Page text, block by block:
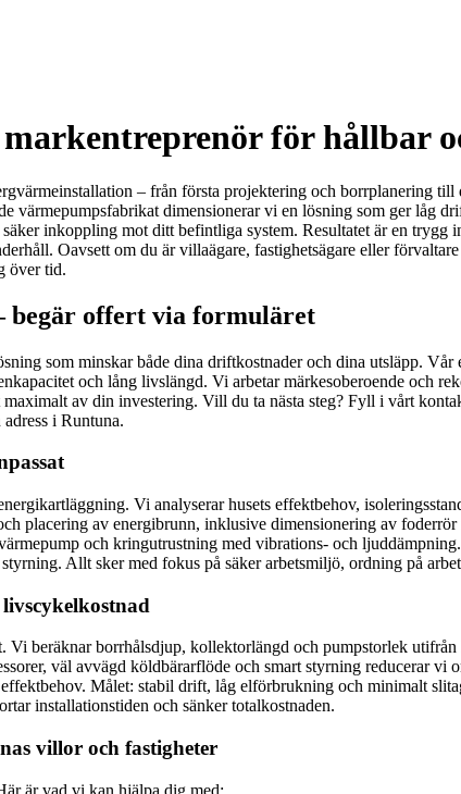
för hållbar
– från första projektering och borrplanering
värmepumpsfabrikat dimensionerar vi en lösning som ger låg
inkoppling mot ditt befintliga system. Resultatet är en trygg
Oavsett om du är villaägare, fastighetsägare eller
över tid.
begär offert via formuläret
som minskar både dina driftkostnader och dina utsläpp.
och lång livslängd. Vi arbetar märkesoberoende och
av din investering. Vill du ta nästa steg? Fyll i vårt
i Runtuna.
Vi analyserar husets effektbehov,
placering av energibrunn, inklusive dimensionering av
och kringutrustning med vibrations- och
Allt sker med fokus på säker arbetsmiljö, ordning på
beräknar borrhålsdjup, kollektorlängd och pumpstorlek
väl avvägd köldbärarflöde och smart styrning reducerar
Målet: stabil drift, låg elförbrukning och minimalt
installationstiden och sänker totalkostnaden.
villor och fastigheter
är vad vi kan hjälpa dig med: